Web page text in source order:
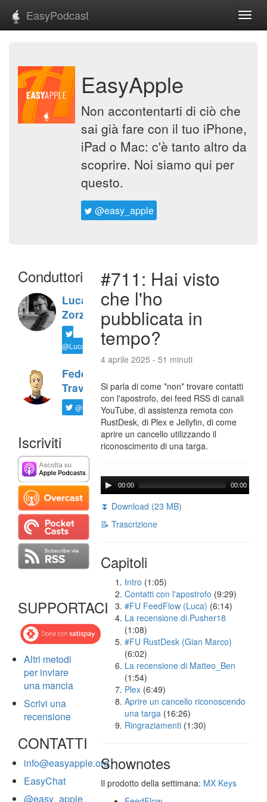
EasyPodcast
EasyApple
Non accontentarti di ciò che
sai già fare con il tuo iPhone,
iPad o Mac: c'è tanto altro da
scoprire. Noi siamo qui per
questo.
@easy_apple
Conduttori
Luca
Zorzi
@LucaTNT
Federico
Travaini
@ftrava
Iscriviti
SUPPORTACI
Altri metodi
per inviare
una mancia
Scrivi una
recensione
CONTATTI
info@easyapple.org
EasyChat
@easy_apple
#711: Hai visto
che l'ho
pubblicata in
tempo?
4 aprile 2025 - 51 minuti
Si parla di come *non* trovare contatti
con l'apostrofo, dei feed RSS di canali
YouTube, di assistenza remota con
RustDesk, di Plex e Jellyfin, di come
aprire un cancello utilizzando il
riconoscimento di una targa.
00:00 00:00
⏬ Download (23 MB)
📝 Trascrizione
Capitoli
Intro (1:05)
Contatti con l'apostrofo (9:29)
#FU FeedFlow (Luca) (6:14)
La recensione di Pusher18
(1:08)
#FU RustDesk (Gian Marco)
(6:02)
La recensione di Matteo_Ben
(1:54)
Plex (6:49)
Aprire un cancello riconoscendo
una targa (16:26)
Ringraziamenti (1:30)
Shownotes
Il prodotto della settimana: MX Keys